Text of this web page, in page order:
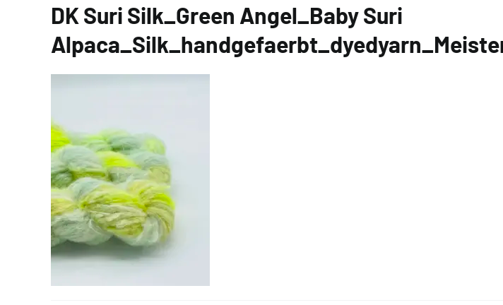
DK Suri Silk_Green Angel_Baby Suri